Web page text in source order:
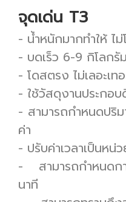
จุดเด่น T3
- น้ำหนักมากทำให้ ไม่
- บดเร็ว 6-9 กิโลกรั
- โดสตรง ไม่เลอะเทอ
- ใช้วัสดุงานประกอบ
- สามารถกำหนดปริ
ค่า
- ปรับค่าเวลาเป็นหน่
- สามารถกำหนดก
นาที